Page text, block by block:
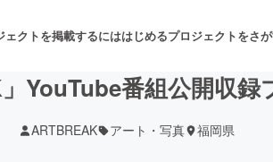
ェクトを掲載するにははじめるプロジェクトをさ
YouTube番組公開収録
ARTBREAK アート・写真 福岡県